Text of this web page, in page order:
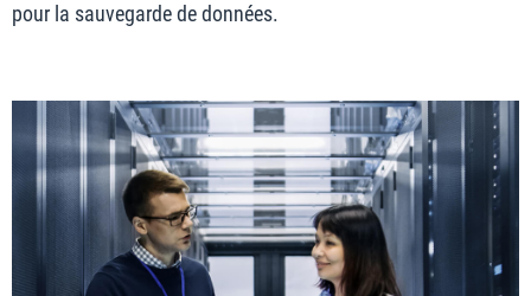
pour la sauvegarde de données.